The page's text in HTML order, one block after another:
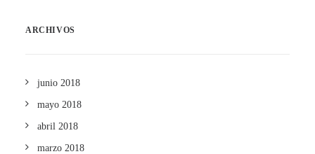
ARCHIVOS
junio 2018
mayo 2018
abril 2018
marzo 2018